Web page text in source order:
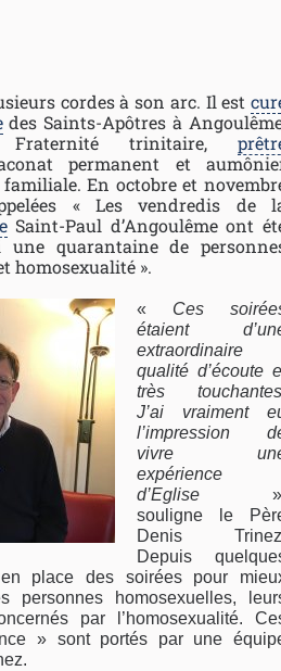
cordes à son arc. Il est
des Saints-Apôtres à
trinitaire,
permanent et
En octobre et
« Les vendredis de
Saint-Paul d’Angoulême ont
quarantaine de
homosexualité ».
« Ces
étaient
extraordinaire
qualité d’écoute
très
J’ai vraiment
l’impression
vivre
expérience
d’Eglise
souligne le
Denis
Depuis
place des soirées pour
personnes homosexuelles,
par l’homosexualité.
» sont portés par une